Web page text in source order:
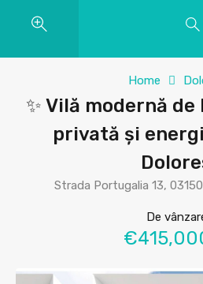
Home
✨ Vilă modernă
privată și
Strada Portugalia 13,
De